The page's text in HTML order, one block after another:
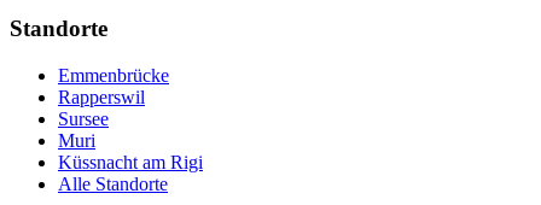
Standorte
Emmenbrücke
Rapperswil
Sursee
Muri
Küssnacht am Rigi
Alle Standorte